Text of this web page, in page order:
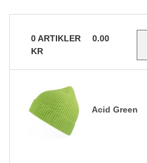
0ARTIKLER
0.00
KR
Acid Green